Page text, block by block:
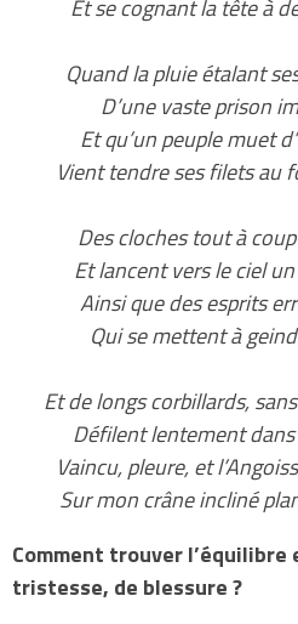
Et se cognant la tête à
Quand la pluie étalant
D’une vaste prison
Et qu’un peuple muet
Vient tendre ses filets au
Des cloches tout à
Et lancent vers le ciel
Ainsi que des esprits
Qui se mettent à
Et de longs corbillards,
Défilent lentement dans
Vaincu, pleure, et
Sur mon crâne incliné
Comment trouver
tristesse, de blessure ?